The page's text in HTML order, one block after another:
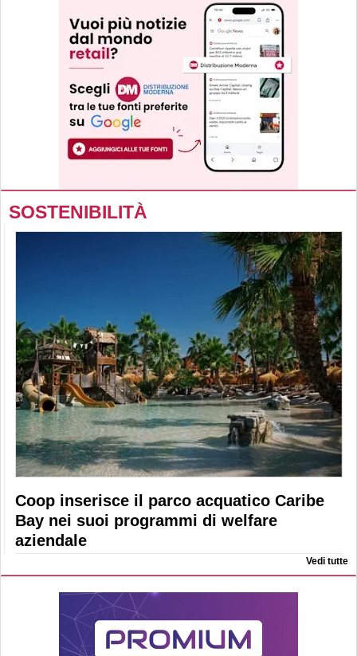
SOSTENIBILITÀ
Coop inserisce il parco acquatico Caribe
Bay nei suoi programmi di welfare
aziendale
Vedi tutte